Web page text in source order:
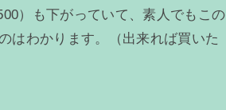
）も下がっていて、素人でもこの
はわかります。（出来れば買いた